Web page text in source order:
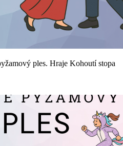
ples. Hraje Kohoutí stopa